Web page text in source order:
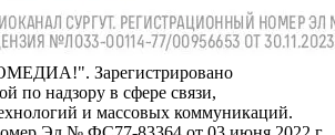
Зарегистрировано
по надзору в сфере связи,
и массовых коммуникаций.